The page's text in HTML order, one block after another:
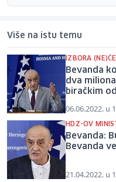
Više na istu temu
IZBORA
Bevanda
dva
biračkim
06.06.2022. u
HDZ-OV
Bevanda:
Bevanda
21.04.2022. u